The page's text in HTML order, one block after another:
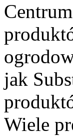
jak
Wiele